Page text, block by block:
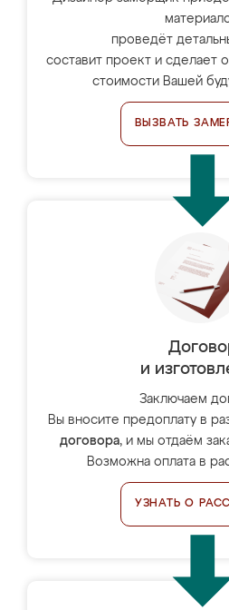
проведёт
составит проект и сделает
стоимости Вашей
ВЫЗВАТЬ
и
Заключаем
Вы вносите предоплату в
договора, и мы отдаём
Возможна оплата в
УЗНАТЬ О